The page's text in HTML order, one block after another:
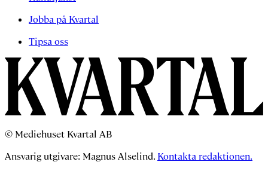
Jobba på Kvartal
Tipsa oss
© Mediehuset Kvartal AB
Ansvarig utgivare: Magnus Alselind. Kontakta redaktionen.